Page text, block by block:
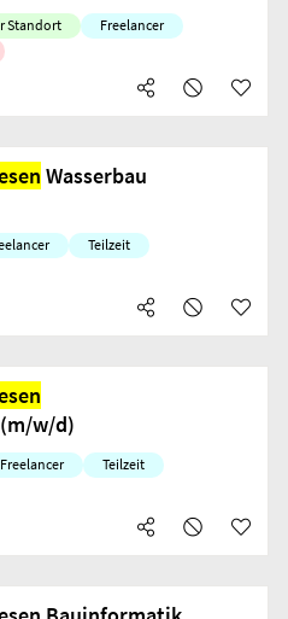
Standort
Freelancer
Wasserbau
Teilzeit
w/d)
Freelancer
Teilzeit